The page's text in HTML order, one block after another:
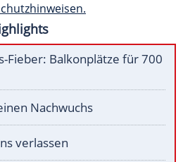
Fieber: Balkonplätze für 700
Nachwuchs
verlassen